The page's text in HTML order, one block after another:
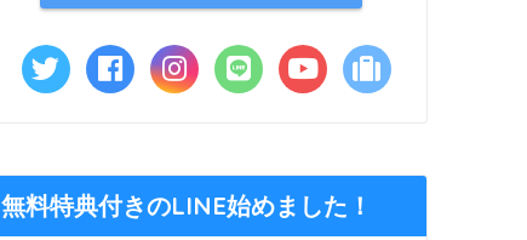
無料特典付きのLINE始めました！